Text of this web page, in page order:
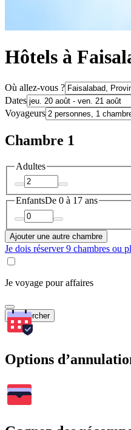
Hôtels à
Où allez-vous ?
Dates
Voyageurs
Chambre 1
Adultes
EnfantsDe 0 à 17 ans
Ajouter une autre chambre
Je dois réserver 9 chambres ou
Je voyage pour affaires
Rechercher
Options